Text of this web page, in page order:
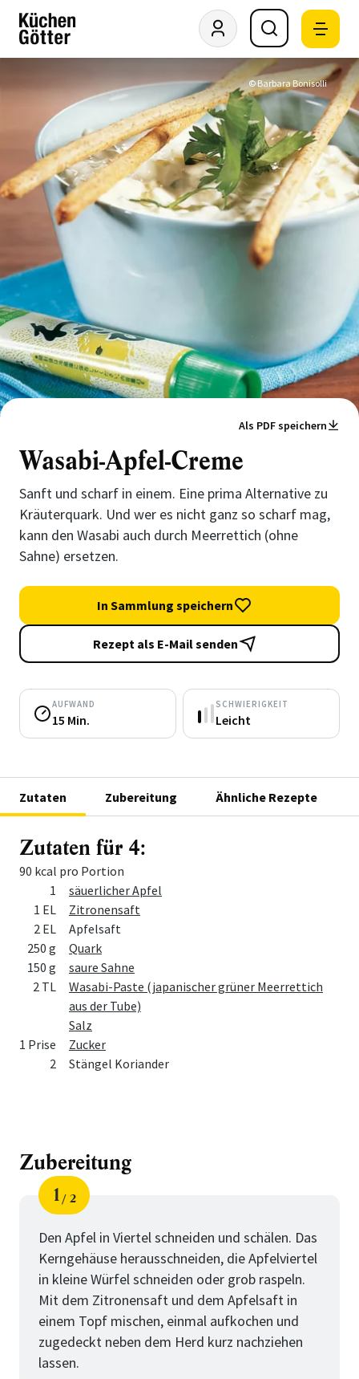
© Barbara Bonisolli
Als PDF speichern
Wasabi-Apfel-Creme
Sanft und scharf in einem. Eine prima Alternative zu
Kräuterquark. Und wer es nicht ganz so scharf mag,
kann den Wasabi auch durch Meerrettich (ohne
Sahne) ersetzen.
In Sammlung speichern
Rezept als E-Mail senden
AUFWAND
15 Min.
SCHWIERIGKEIT
Leicht
Zutaten Zubereitung Ähnliche Rezepte
Zutaten für 4:
90 kcal pro Portion
Menge Zutat
1
säuerlicher Apfel
1 EL
Zitronensaft
2 EL
Apfelsaft
250 g
Quark
150 g
saure Sahne
2 TL
Wasabi-Paste (japanischer grüner Meerrettich
aus der Tube)
Salz
1 Prise
Zucker
2
Stängel Koriander
Zubereitung
Schritt
1
von
2
Den Apfel in Viertel schneiden und schälen. Das
Kerngehäuse herausschneiden, die Apfelviertel
in kleine Würfel schneiden oder grob raspeln.
Mit dem Zitronensaft und dem Apfelsaft in
einem Topf mischen, einmal aufkochen und
zugedeckt neben dem Herd kurz nachziehen
lassen.